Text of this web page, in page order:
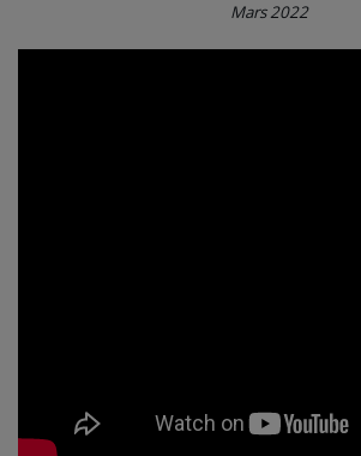
Mars 2022